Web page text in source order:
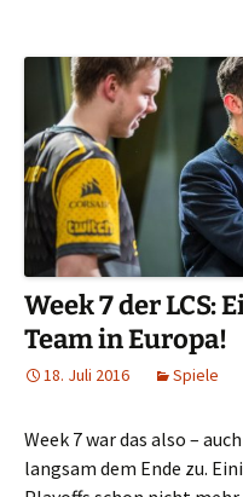
Week 7 der LCS:
Team in Europa!
18. Juli 2016 Spiele
Week 7 war das also –
langsam dem Ende zu.